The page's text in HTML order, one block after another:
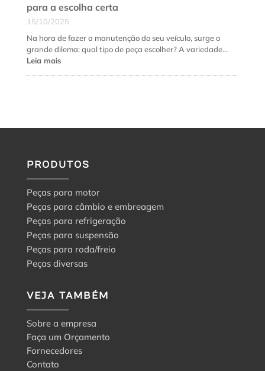
para a escolha certa
15/10/2025
Na hora de fazer a manutenção do seu veículo, surge o
grande dilema: qual tipo de peça escolher? A variedade…
Leia mais:
o
a
PRODUTOS
Peças para motor
Peças para câmbio e embreagem
Peças para refrigeração
Peças para suspensão
Peças para roda/freio
Peças diversas
VEJA TAMBÉM
Sobre a empresa
Faça um Orçamento
Fornecedores
Contato